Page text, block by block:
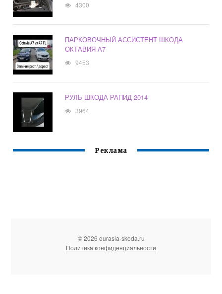
4300
ПАРКОВОЧНЫЙ АССИСТЕНТ ШКОДА
ОКТАВИЯ А7
9453
РУЛЬ ШКОДА РАПИД 2014
3964
Реклама
© 2026 eurasia-skoda.ru
Политика конфиденциальности